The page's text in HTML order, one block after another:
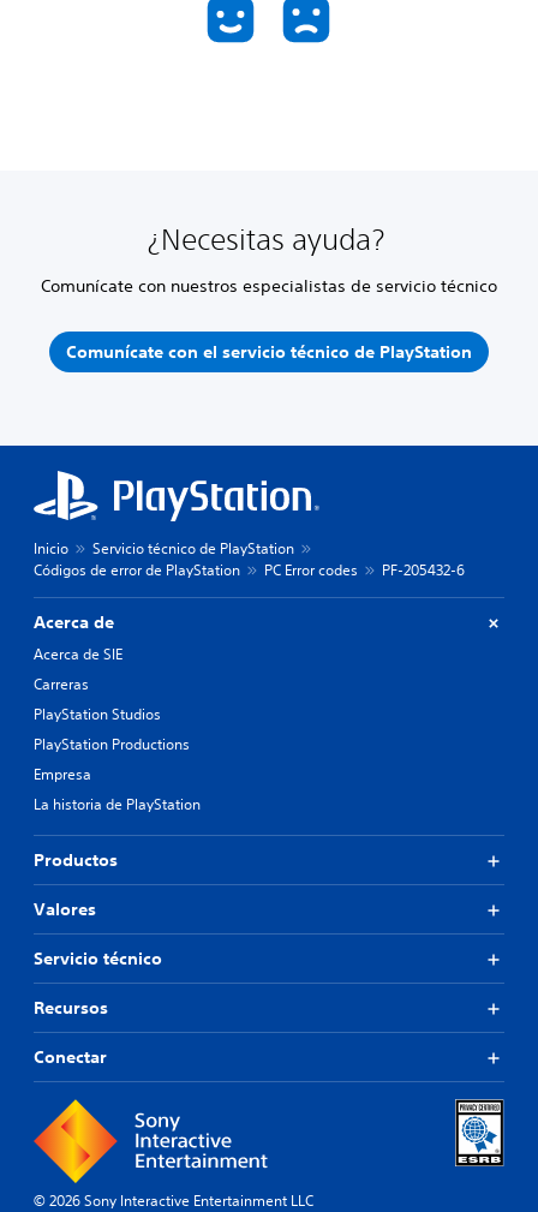
¿Necesitas ayuda?
Comunícate con nuestros especialistas de servicio técnico
Comunícate con el servicio técnico de PlayStation
Inicio
Servicio técnico de PlayStation
Códigos de error de PlayStation
PC Error codes PF-205432-6
Acerca de
Acerca de SIE
Carreras
PlayStation Studios
PlayStation Productions
Empresa
La historia de PlayStation
Productos
Valores
Servicio técnico
Recursos
Conectar
© 2026 Sony Interactive Entertainment LLC